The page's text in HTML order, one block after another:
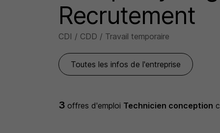
Recrutement
CDI / CDD / Travail temporaire
Toutes les infos de l'entreprise
3offres d'emploi Technicien conception